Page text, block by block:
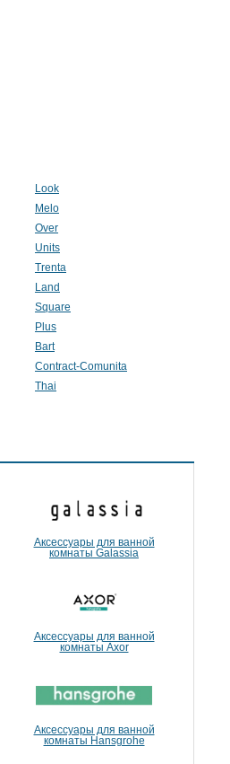
Look
Melo
Over
Units
Trenta
Land
Square
Plus
Bart
Contract-Comunita
Thai
Аксессуары для ванной
комнаты Galassia
Аксессуары для ванной
комнаты Axor
Аксессуары для ванной
комнаты Hansgrohe